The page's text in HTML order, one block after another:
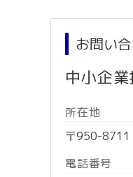
お問い
中小企
所在地
〒950-8711
電話番号